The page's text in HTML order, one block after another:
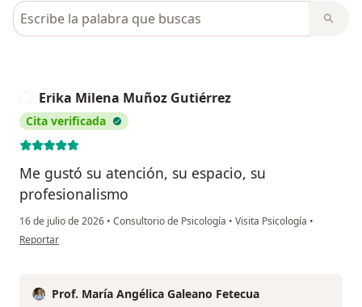
Busca en opiniones
Erika Milena Muñoz Gutiérrez
Cita verificada
Me gustó su atención, su espacio, su
profesionalismo
16 de julio de 2026 • Consultorio de Psicología • Visita Psicología •
en opinión del usuario Erika Milena Muñoz Gutiérrez
Reportar
Prof. María Angélica Galeano Fetecua